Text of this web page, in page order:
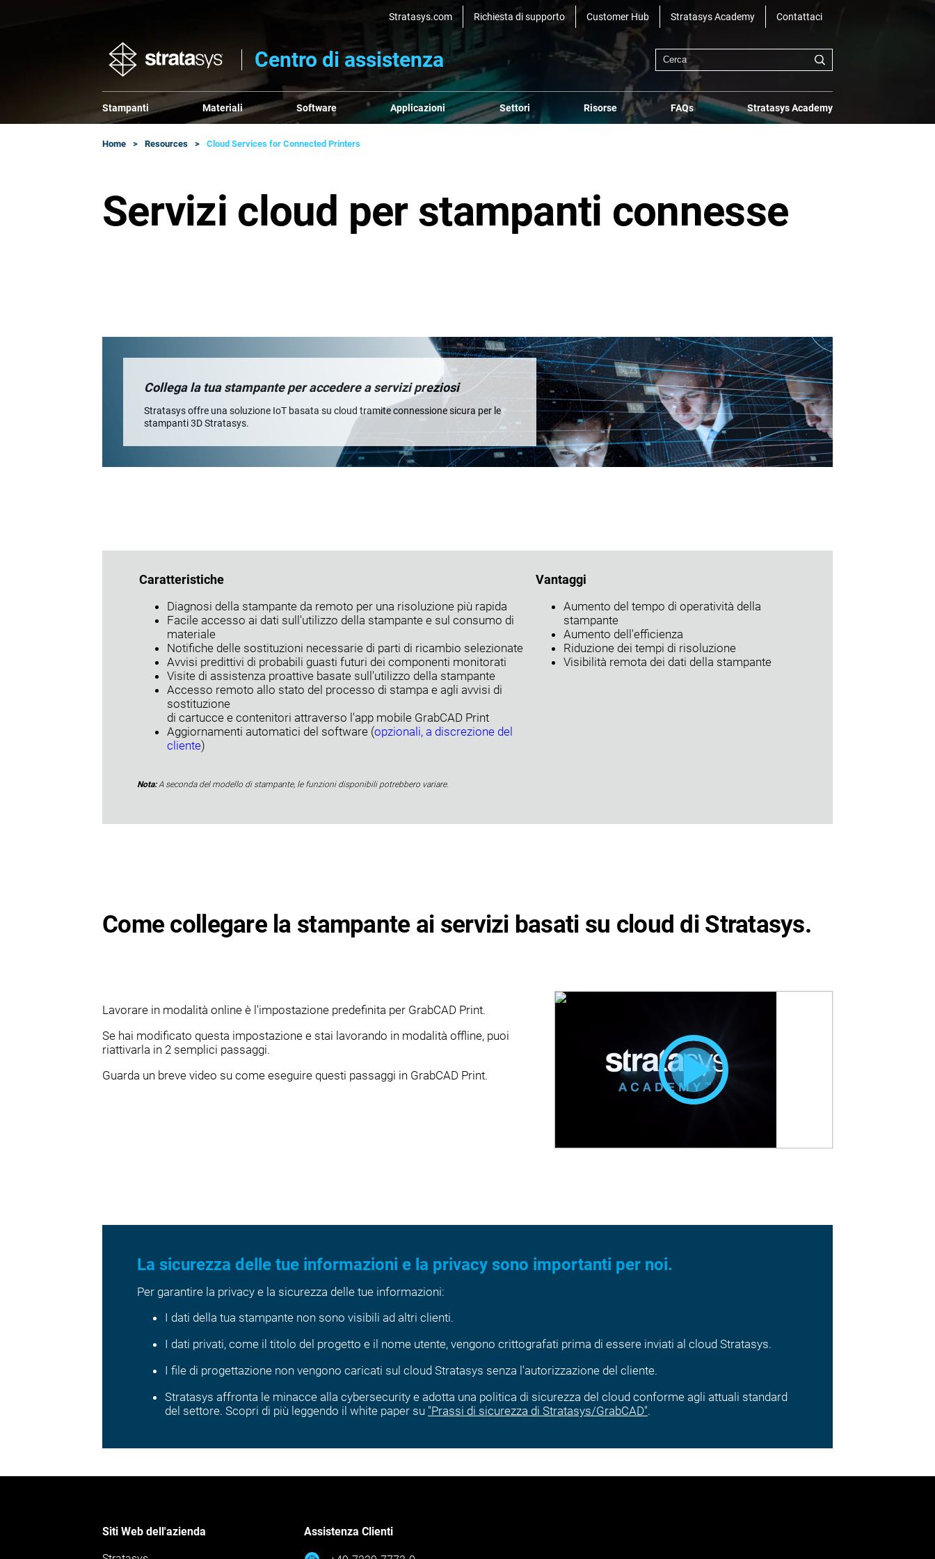
Stratasys.com Richiesta di supporto Customer Hub Stratasys Academy Contattaci
Centro di assistenza
Stampanti Materiali Software Applicazioni Settori Risorse FAQs Stratasys Academy
Home Resources Cloud Services for Connected Printers
Servizi cloud per stampanti connesse
Collega la tua stampante per accedere a servizi preziosi
Stratasys offre una soluzione IoT basata su cloud tramite connessione sicura per le
stampanti 3D Stratasys.
Caratteristiche Vantaggi
Diagnosi della stampante da remoto per una risoluzione più rapida
Facile accesso ai dati sull'utilizzo della stampante e sul consumo di
materiale
Notifiche delle sostituzioni necessarie di parti di ricambio selezionate
Avvisi predittivi di probabili guasti futuri dei componenti monitorati
Visite di assistenza proattive basate sull'utilizzo della stampante
Accesso remoto allo stato del processo di stampa e agli avvisi di
sostituzione
di cartucce e contenitori attraverso l'app mobile GrabCAD Print
Aggiornamenti automatici del software (opzionali, a discrezione del
cliente)
Aumento del tempo di operatività della
stampante
Aumento dell'efficienza
Riduzione dei tempi di risoluzione
Visibilità remota dei dati della stampante
Nota:A seconda del modello di stampante, le funzioni disponibili potrebbero variare.
Come collegare la stampante ai servizi basati su cloud di Stratasys.
Lavorare in modalità online è l'impostazione predefinita per GrabCAD Print.
Se hai modificato questa impostazione e stai lavorando in modalità offline, puoi
riattivarla in 2 semplici passaggi.
Guarda un breve video su come eseguire questi passaggi in GrabCAD Print.
La sicurezza delle tue informazioni e la privacy sono importanti per noi.
Per garantire la privacy e la sicurezza delle tue informazioni:
I dati della tua stampante non sono visibili ad altri clienti.
I dati privati, come il titolo del progetto e il nome utente, vengono crittografati prima di essere inviati al cloud Stratasys.
I file di progettazione non vengono caricati sul cloud Stratasys senza l'autorizzazione del cliente.
Stratasys affronta le minacce alla cybersecurity e adotta una politica di sicurezza del cloud conforme agli attuali standard
del settore. Scopri di più leggendo il white paper su "Prassi di sicurezza di Stratasys/GrabCAD".
Siti Web dell'azienda Assistenza Clienti